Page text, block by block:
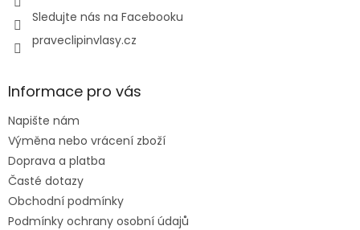
Sledujte nás na Facebooku
praveclipinvlasy.cz
Informace pro vás
Napište nám
Výměna nebo vrácení zboží
Doprava a platba
Časté dotazy
Obchodní podmínky
Podmínky ochrany osobní údajů